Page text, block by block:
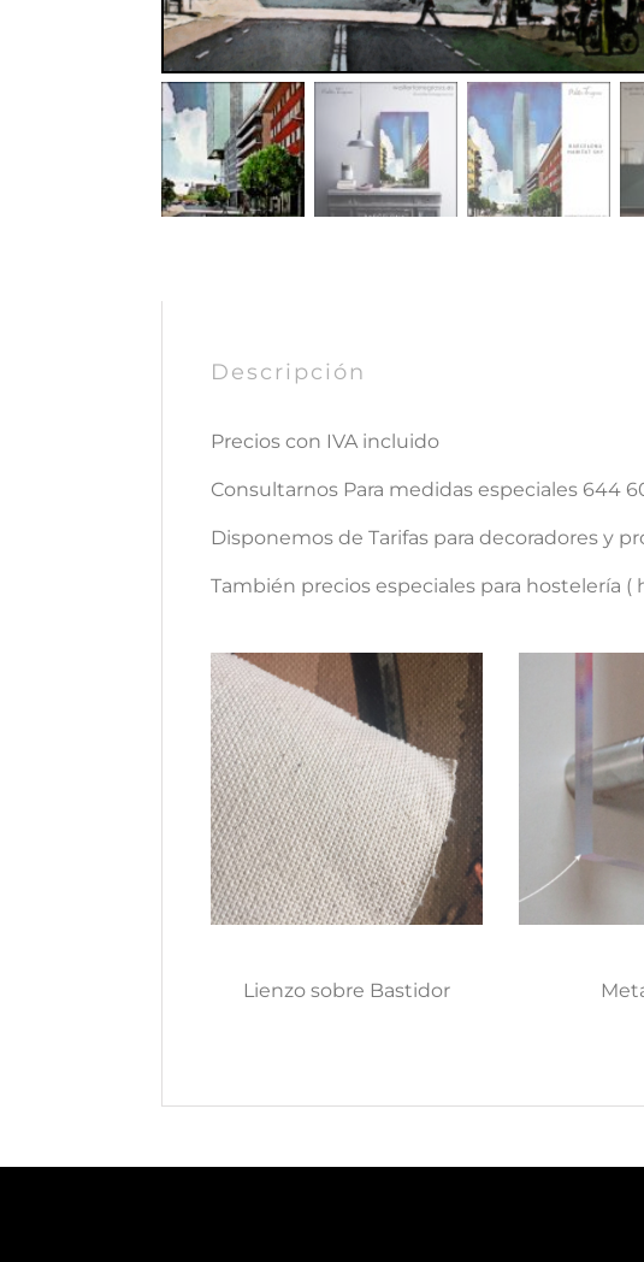
Descripción
Precios con IVA incluido
Consultarnos Para medidas especiales 644
Disponemos de Tarifas para decoradores y
También precios especiales para hostelería
Lienzo sobre Bastidor